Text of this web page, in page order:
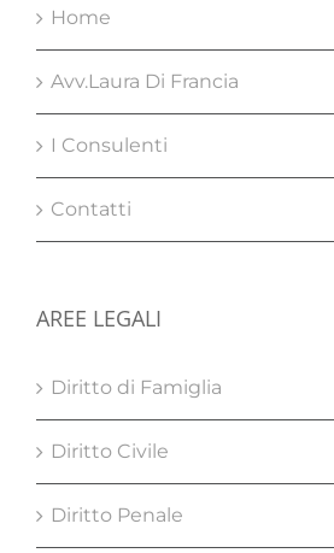
Home
Avv.Laura Di Francia
I Consulenti
Contatti
AREE LEGALI
Diritto di Famiglia
Diritto Civile
Diritto Penale